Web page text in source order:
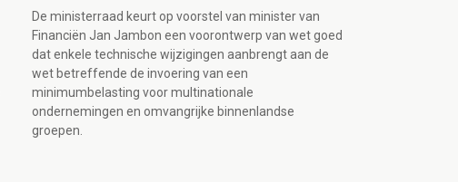
De ministerraad keurt op voorstel van minister van
Financiën Jan Jambon een voorontwerp van wet goed
dat enkele technische wijzigingen aanbrengt aan de
wet betreffende de invoering van een
minimumbelasting voor multinationale
ondernemingen en omvangrijke binnenlandse
groepen.